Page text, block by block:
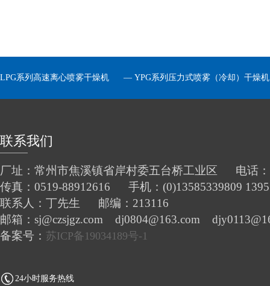
LPG系列高速离心喷雾干燥机 — YPG系列压力式喷雾（冷却）干燥机
联系我们
厂址：常州市焦溪镇省岸村委五台桥工业区 电话：
传真：0519-88912616 手机：(0)13585339809
联系人：丁先生 邮编：213116
邮箱：sj@czsjgz.com dj0804@163.com
备案号： 苏ICP备19034189号-1
24小时服务热线